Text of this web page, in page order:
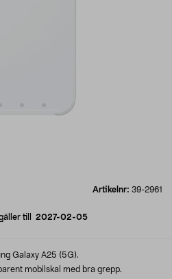
Artikelnr: 39-2961
till 2027-02-05
Galaxy A25 (5G).
mobilskal med bra grepp.